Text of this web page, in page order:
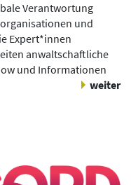
Verantwortung
und
Expert*innen
anwaltschaftliche
und Informationen
weiter